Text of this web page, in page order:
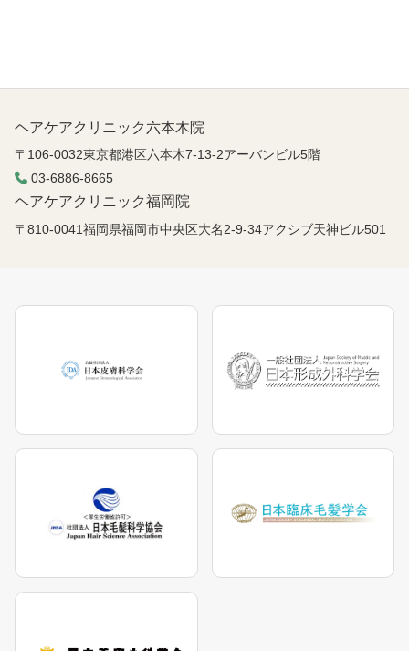
ヘアケアクリニック六本木院
〒106-0032東京都港区六本木7-13-2アーバンビル5階
03-6886-8665
ヘアケアクリニック福岡院
〒810-0041福岡県福岡市中央区大名2-9-34アクシブ天神ビル501